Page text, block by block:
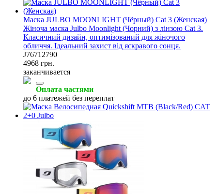
Маска JULBO MOONLIGHT (Чёрный) Cat 3 (Женская)
Жіноча маска Julbo Moonlight (Чорний) з лінзою Cat 3.
Класичний дизайн, оптимізований для жіночого
обличчя. Ідеальний захист від яскравого сонця.
J76712790
4968 грн.
заканчивается
Оплата частями
до 6 платежей без переплат